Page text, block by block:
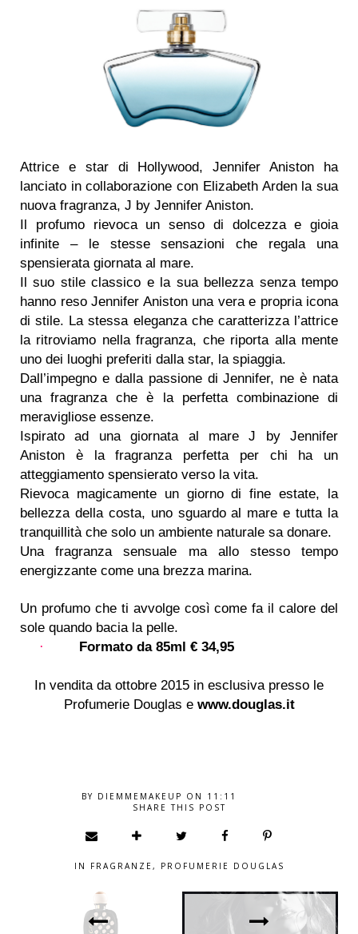
Attrice e star di Hollywood, Jennifer Aniston ha
lanciato in collaborazione con Elizabeth Arden la sua
nuova fragranza, J by Jennifer Aniston.
Il profumo rievoca un senso di dolcezza e gioia
infinite – le stesse sensazioni che regala una
spensierata giornata al mare.
Il suo stile classico e la sua bellezza senza tempo
hanno reso Jennifer Aniston una vera e propria icona
di stile. La stessa eleganza che caratterizza l’attrice
la ritroviamo nella fragranza, che riporta alla mente
uno dei luoghi preferiti dalla star, la spiaggia.
Dall’impegno e dalla passione di Jennifer, ne è nata
una fragranza che è la perfetta combinazione di
meravigliose essenze.
Ispirato ad una giornata al mare J by Jennifer
Aniston è la fragranza perfetta per chi ha un
atteggiamento spensierato verso la vita.
Rievoca magicamente un giorno di fine estate, la
bellezza della costa, uno sguardo al mare e tutta la
tranquillità che solo un ambiente naturale sa donare.
Una fragranza sensuale ma allo stesso tempo
energizzante come una brezza marina.
Un profumo che ti avvolge così come fa il calore del
sole quando bacia la pelle.
· Formato da 85ml € 34,95
In vendita da ottobre 2015 in esclusiva presso le
Profumerie Douglas e www.douglas.it
BY DIEMMEMAKEUP ON 11:11
SHARE THIS POST
IN FRAGRANZE , PROFUMERIE DOUGLAS